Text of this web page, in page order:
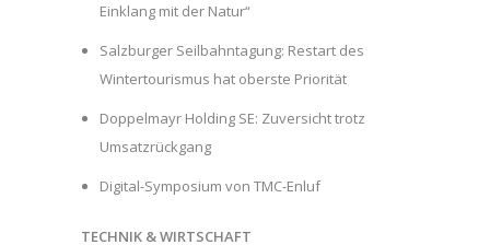
Einklang mit der Natur“
Salzburger Seilbahntagung: Restart des
Wintertourismus hat oberste Priorität
Doppelmayr Holding SE: Zuversicht trotz
Umsatzrückgang
Digital-Symposium von TMC-Enluf
TECHNIK & WIRTSCHAFT